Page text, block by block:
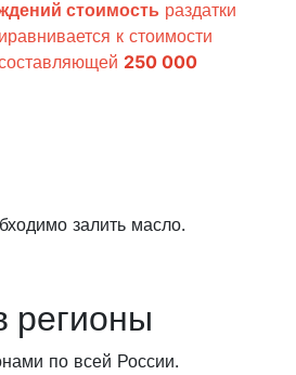
стоимость раздатки
к стоимости
250 000
залить масло.
регионы
по всей России.